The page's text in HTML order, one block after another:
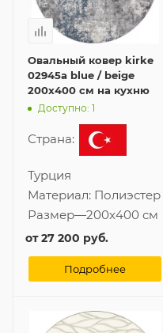
Овальный ковер kirke
02945a blue / beige
200x400 см на кухню
Доступно: 1
Страна:
Турция
Материал: Полиэстер
Размер—200x400 см
от27 200 руб.
Подробнее